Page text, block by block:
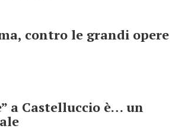
contro le grandi opere
a Castelluccio è… un